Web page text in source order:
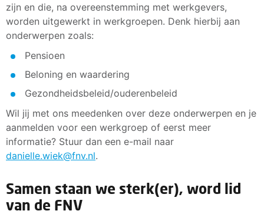
zijn en die, na overeenstemming met werkgevers,
worden uitgewerkt in werkgroepen. Denk hierbij aan
onderwerpen zoals:
Pensioen
Beloning en waardering
Gezondheidsbeleid/ouderenbeleid
Wil jij met ons meedenken over deze onderwerpen en je
aanmelden voor een werkgroep of eerst meer
informatie? Stuur dan een e-mail naar
danielle.wiek@fnv.nl.
Samen staan we sterk(er), word lid
van de FNV